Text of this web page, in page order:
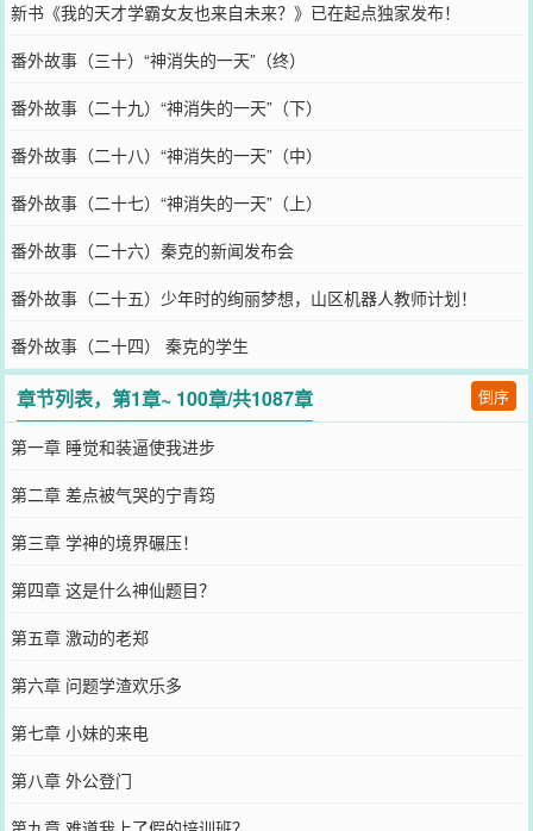
证，请放心入坑。
您要是觉得《
我真的只想当一个学神啊
QQ群和微博微信里的朋友推荐哦！
新书《我的天才学霸女友也来自未来？》已在起点独家发布！
番外故事（三十）“神消失的一天”（终）
番外故事（二十九）“神消失的一天”（下）
番外故事（二十八）“神消失的一天”（中）
番外故事（二十七）“神消失的一天”（上）
番外故事（二十六）秦克的新闻发布会
番外故事（二十五）少年时的绚丽梦想，山区机器人教师计划！
番外故事（二十四） 秦克的学生
章节列表，第1章~ 100章/共1087章 倒序
第一章 睡觉和装逼使我进步
第二章 差点被气哭的宁青筠
第三章 学神的境界碾压！
第四章 这是什么神仙题目？
第五章 激动的老郑
第六章 问题学渣欢乐多
第七章 小妹的来电
第八章 外公登门